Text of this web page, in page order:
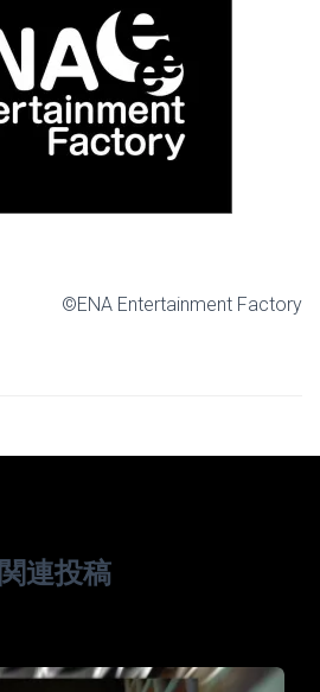
©ENA Entertainment Factory
関連投稿